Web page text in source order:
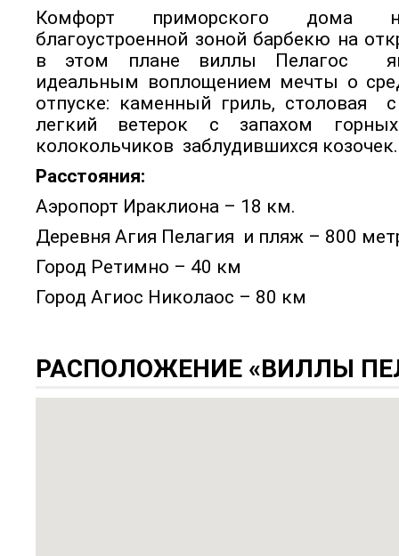
Комфорт приморского дома
благоустроенной зоной барбекю на
в этом плане виллы Пелагос
идеальным воплощением мечты о
отпуске: каменный гриль, столовая
легкий ветерок с запахом
колокольчиков заблудившихся козочек.
Расстояния:
Аэропорт Ираклиона – 18 км.
Деревня Агия Пелагия и пляж – 800
Город Ретимно – 40 км
Город Агиос Николаос – 80 км
РАСПОЛОЖЕНИЕ «ВИЛЛЫ